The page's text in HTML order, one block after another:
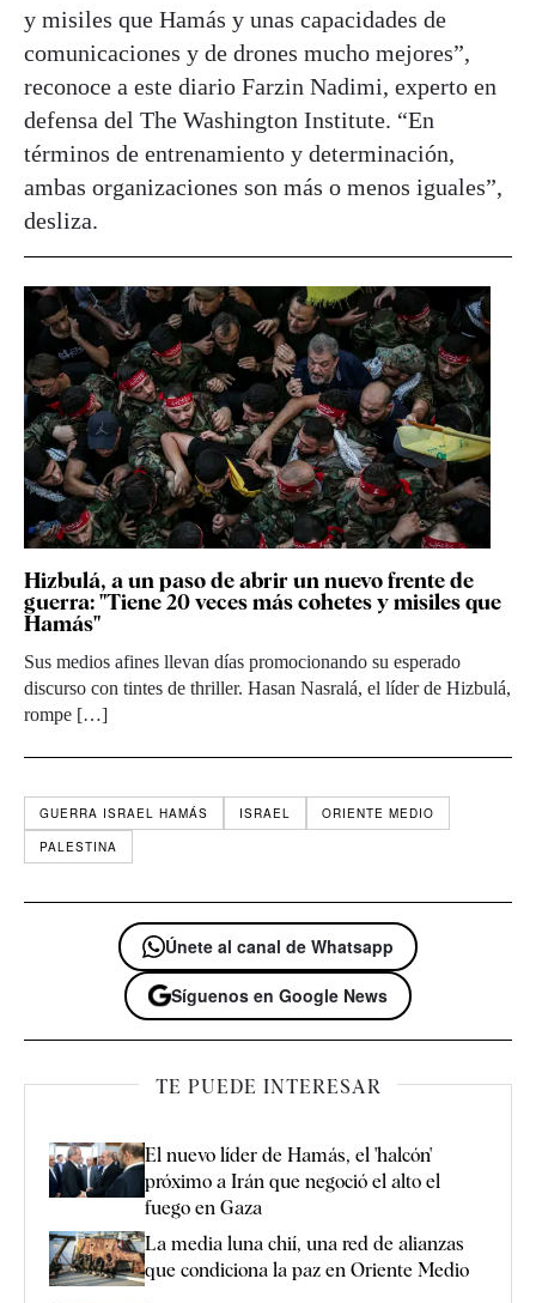
y misiles que Hamás y unas capacidades de
comunicaciones y de drones mucho mejores”,
reconoce a este diario Farzin Nadimi, experto en
defensa del The Washington Institute. “En
términos de entrenamiento y determinación,
ambas organizaciones son más o menos iguales”,
desliza.
Hizbulá, a un paso de abrir un nuevo frente de
guerra: "Tiene 20 veces más cohetes y misiles que
Hamás"
Sus medios afines llevan días promocionando su esperado
discurso con tintes de thriller. Hasan Nasralá, el líder de Hizbulá,
rompe […]
GUERRA ISRAEL HAMÁS ISRAEL
ORIENTE MEDIO
PALESTINA
Únete al canal de Whatsapp
Síguenos en Google News
TE PUEDE INTERESAR
El nuevo líder de Hamás, el 'halcón'
próximo a Irán que negoció el alto el
fuego en Gaza
La media luna chií, una red de alianzas
que condiciona la paz en Oriente Medio